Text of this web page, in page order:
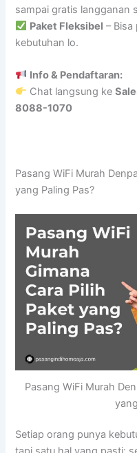
sampai gratis langganan
Paket Fleksibel –
kebutuhan lo.
Info & Pendaftaran:
Chat langsung ke
8088-1070
Pasang WiFi Murah
yang Paling Pas?
Pasang WiFi Murah
Setiap orang punya